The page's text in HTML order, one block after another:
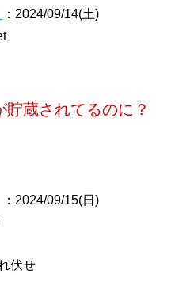
：2024/09/14(土)
蔵されてるのに？
：2024/09/15(日)
伏せ